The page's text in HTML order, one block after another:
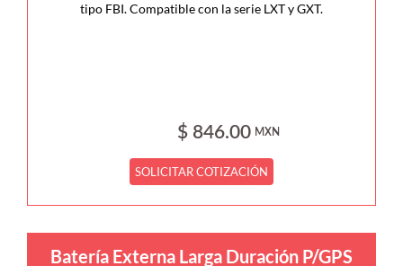
tipo FBI. Compatible con la serie LXT y GXT.
$ 846.00 MXN
SOLICITAR COTIZACIÓN
Batería Externa Larga Duración P/GPS